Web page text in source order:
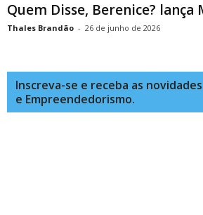
Quem Disse, Berenice? lança
Thales Brandão - 26 de junho de 2026
Inscreva-se e receba as
e Empreendedorismo.